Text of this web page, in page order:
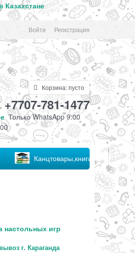
Казахстане
Войти Регистрация
Корзина:пусто
+7707-781-1477
Только WhatsApp 9:00
Канцтовары,книги
настольных игр
г. Караганда